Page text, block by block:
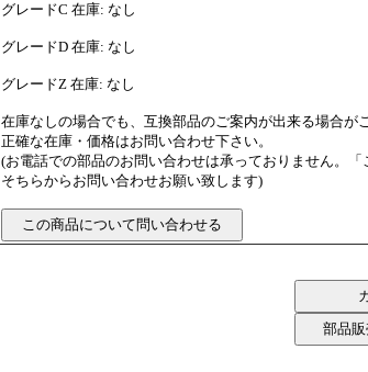
グレードC 在庫: なし
グレードD 在庫: なし
グレードZ 在庫: なし
在庫なしの場合でも、互換部品のご案内が出来る場合が
正確な在庫・価格はお問い合わせ下さい。
(お電話での部品のお問い合わせは承っておりません。
そちらからお問い合わせお願い致します)